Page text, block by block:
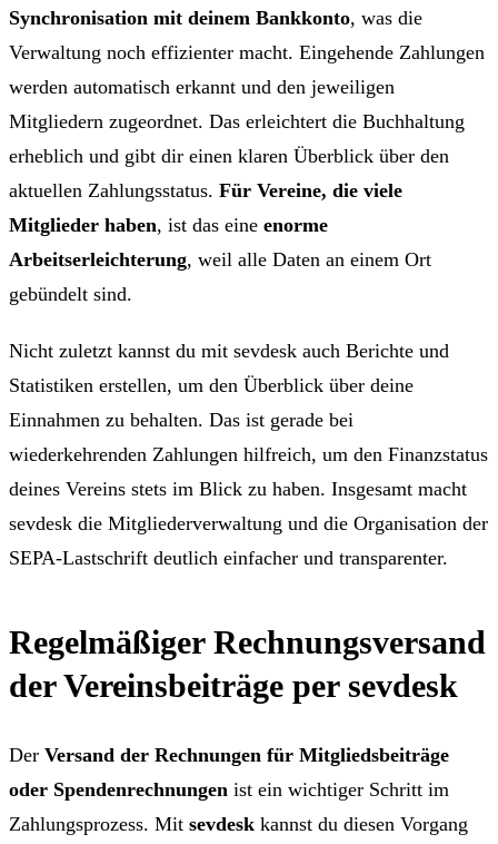
Synchronisation mit deinem Bankkonto, was die
Verwaltung noch effizienter macht. Eingehende Zahlungen
werden automatisch erkannt und den jeweiligen
Mitgliedern zugeordnet. Das erleichtert die Buchhaltung
erheblich und gibt dir einen klaren Überblick über den
aktuellen Zahlungsstatus. Für Vereine, die viele
Mitglieder haben, ist das eine enorme
Arbeitserleichterung, weil alle Daten an einem Ort
gebündelt sind.
Nicht zuletzt kannst du mit sevdesk auch Berichte und
Statistiken erstellen, um den Überblick über deine
Einnahmen zu behalten. Das ist gerade bei
wiederkehrenden Zahlungen hilfreich, um den Finanzstatus
deines Vereins stets im Blick zu haben. Insgesamt macht
sevdesk die Mitgliederverwaltung und die Organisation der
SEPA-Lastschrift deutlich einfacher und transparenter.
Regelmäßiger Rechnungsversand
der Vereinsbeiträge per sevdesk
Der Versand der Rechnungen für Mitgliedsbeiträge
oder Spendenrechnungen ist ein wichtiger Schritt im
Zahlungsprozess. Mit sevdesk kannst du diesen Vorgang